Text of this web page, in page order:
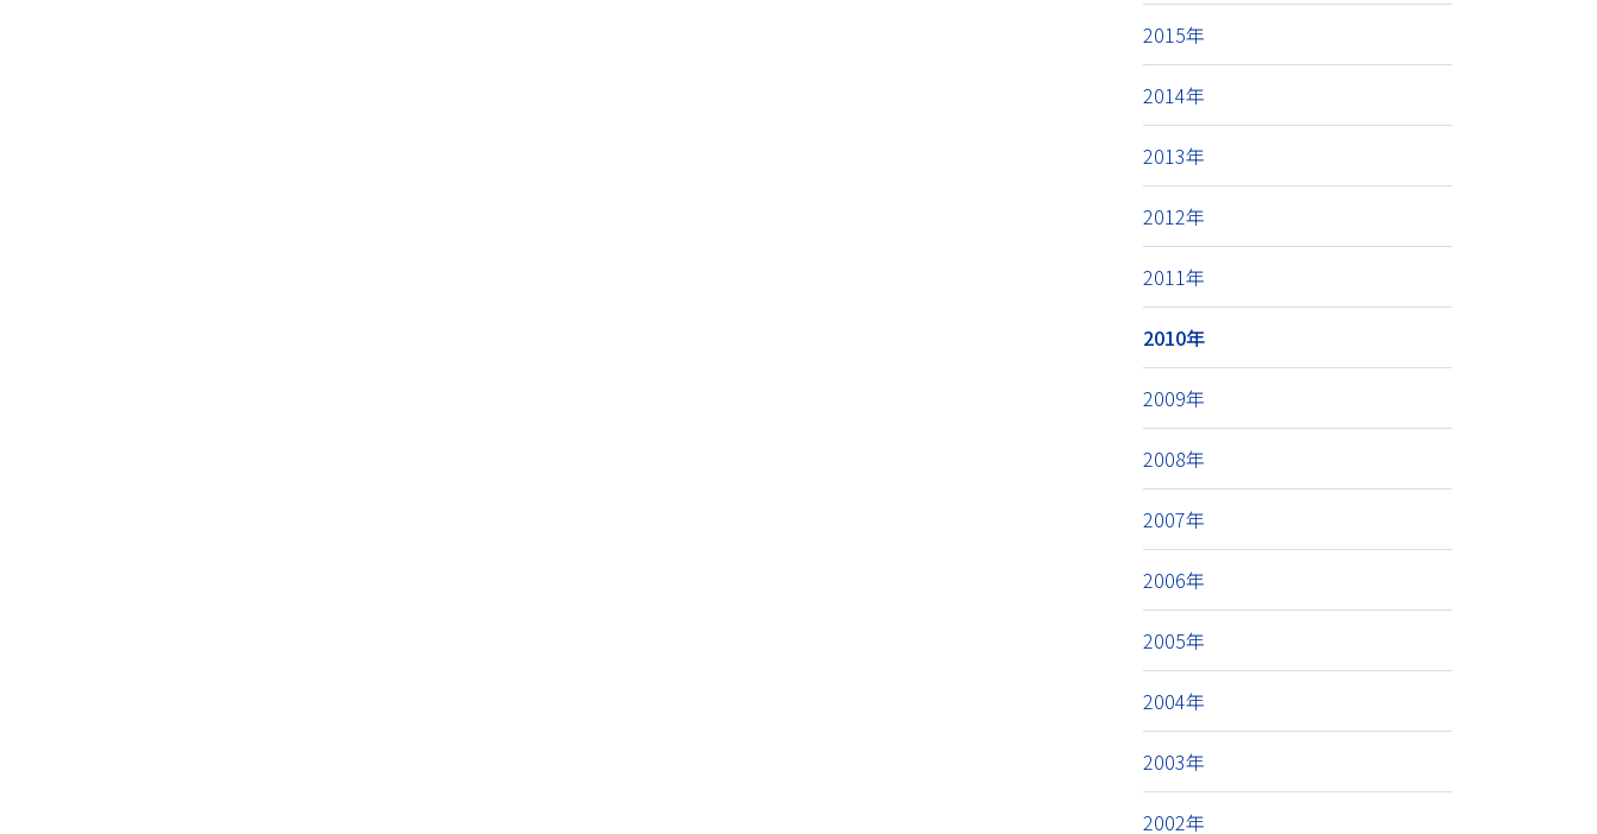
2015年
2014年
2013年
2012年
2011年
2010年
2009年
2008年
2007年
2006年
2005年
2004年
2003年
2002年